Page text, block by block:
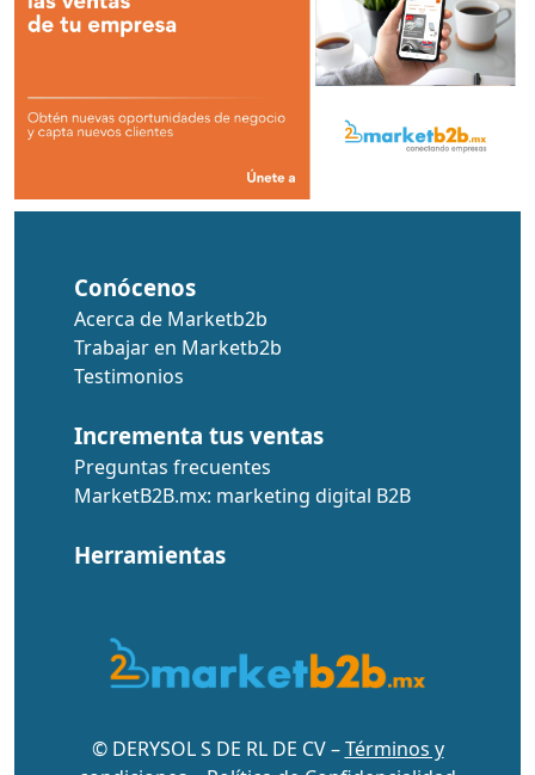
Conócenos
Acerca de Marketb2b
Trabajar en Marketb2b
Testimonios
Incrementa tus ventas
Preguntas frecuentes
MarketB2B.mx: marketing digital B2B
Herramientas
© DERYSOL S DE RL DE CV –Términos y